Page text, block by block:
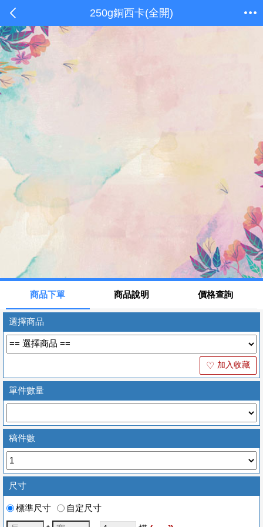
250g銅西卡(全開)
商品下單 商品說明 價格查詢
選擇商品
♡ 加入收藏
單件數量
稿件數
尺寸
標準尺寸 自定尺寸